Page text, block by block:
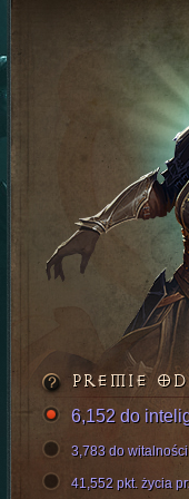
PREMIE
6,152 do
3,783 do witalności
41,552 pkt. życia